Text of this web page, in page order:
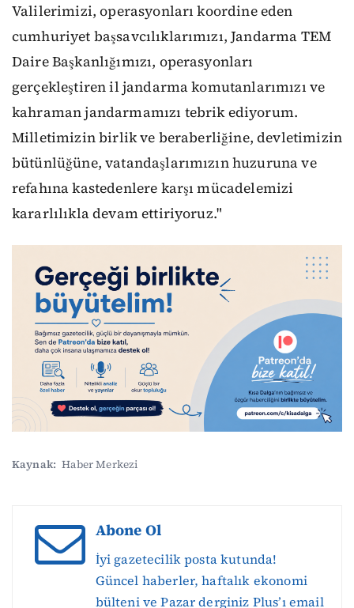
Valilerimizi, operasyonları koordine eden
cumhuriyet başsavcılıklarımızı, Jandarma TEM
Daire Başkanlığımızı, operasyonları
gerçekleştiren il jandarma komutanlarımızı ve
kahraman jandarmamızı tebrik ediyorum.
Milletimizin birlik ve beraberliğine, devletimizin
bütünlüğüne, vatandaşlarımızın huzuruna ve
refahına kastedenlere karşı mücadelemizi
kararlılıkla devam ettiriyoruz."
Kaynak: Haber Merkezi
Abone Ol
İyi gazetecilik posta kutunda!
Güncel haberler, haftalık ekonomi
bülteni ve Pazar derginiz Plus’ı email